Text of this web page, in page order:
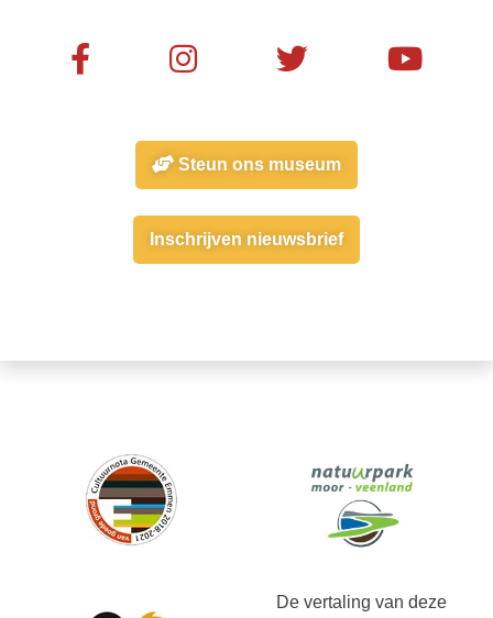
Steun ons museum
Inschrijven nieuwsbrief
De vertaling van deze